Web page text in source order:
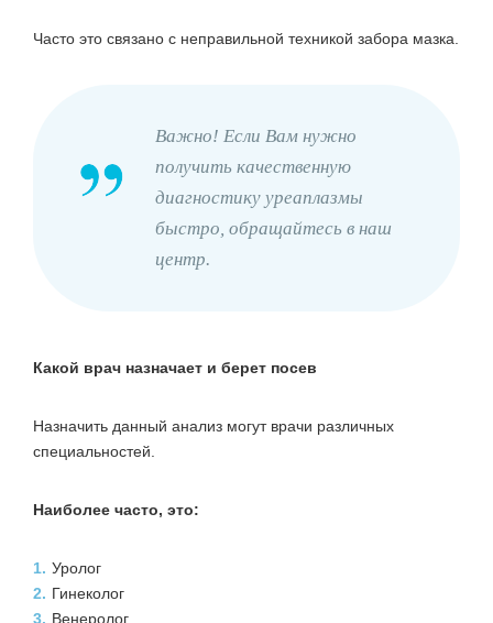
Часто это связано с неправильной техникой забора мазка.
Важно! Если Вам нужно
получить качественную
диагностику уреаплазмы
быстро, обращайтесь в наш
центр.
Какой врач назначает и берет посев
Назначить данный анализ могут врачи различных
специальностей.
Наиболее часто, это:
1. Уролог
2. Гинеколог
3. Венеролог